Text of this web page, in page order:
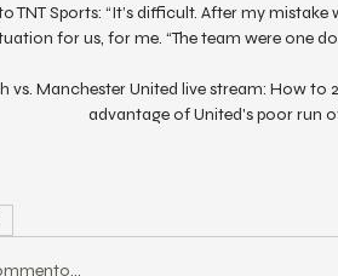
TNT Sports: “It’s difficult. After my
for us, for me. “The team were one
vs. Manchester United live stream: How to
advantage of United's poor run